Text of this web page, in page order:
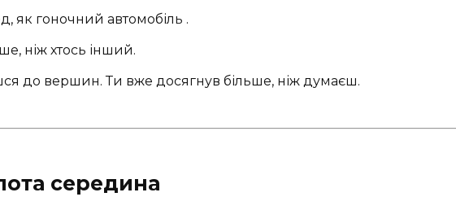
як гоночний автомобіль .
ніж хтось інший.
до вершин. Ти вже досягнув більше, ніж думаєш.
середина